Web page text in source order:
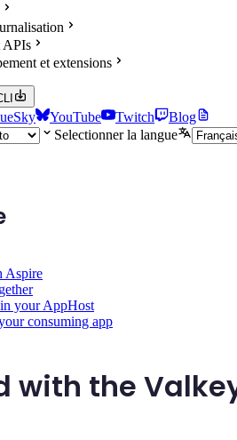
APIs
et extensions
YouTube Twitch
Blog
Selectionner la langue
Aspire
your AppHost
consuming app
with the